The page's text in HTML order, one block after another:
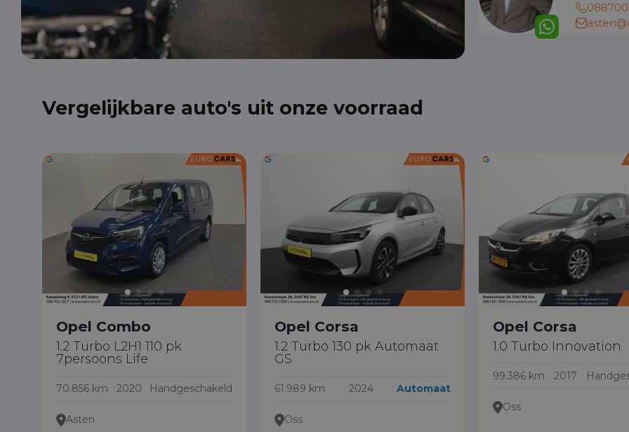
Vergelijkbare auto's uit onze voorraad
Opel Combo
1.2 Turbo L2H1 110 pk
7persoons Life
70.856 km 2020 Handgeschakeld
Asten
Opel Corsa
1.2 Turbo 130 pk Automaat
GS
61.989 km 2024 Automaat
Oss
Opel Corsa
1.0 Turbo Innovation
99.386 km 2017
Oss